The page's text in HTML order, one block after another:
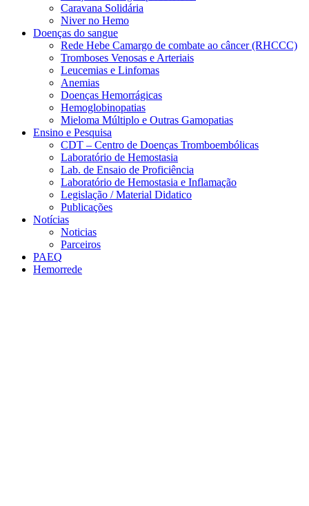
Caravana Solidária
Niver no Hemo
Doenças do sangue
Rede Hebe Camargo de combate ao câncer (RHCCC)
Tromboses Venosas e Arteriais
Leucemias e Linfomas
Anemias
Doenças Hemorrágicas
Hemoglobinopatias
Mieloma Múltiplo e Outras Gamopatias
Ensino e Pesquisa
CDT – Centro de Doenças Tromboembólicas
Laboratório de Hemostasia
Lab. de Ensaio de Proficiência
Laboratório de Hemostasia e Inflamação
Legislação / Material Didatico
Publicações
Notícias
Noticias
Parceiros
PAEQ
Hemorrede